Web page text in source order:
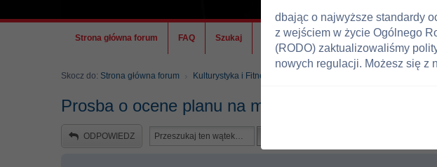
Strona główna forum FAQ Szukaj Ekipa
Skocz do: Strona główna forum Kulturystyka i Fitness
Prosba o ocene planu na mase
ODPOWIEDZ
dbając o najwyższe standardy
z wejściem w życie Ogólnego
(RODO) zaktualizowaliśmy
nowych regulacji. Możesz się z